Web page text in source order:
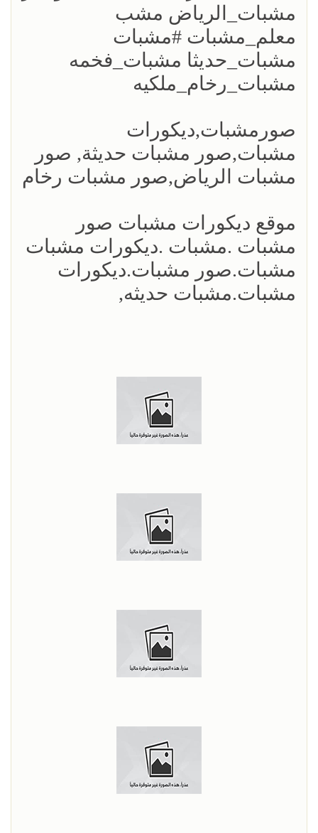
مشبات_الرياض مشب
معلم_مشبات #مشبات
مشبات_حديثا مشبات_فخمه
مشبات_رخام_ملكيه
صورمشبات,ديكورات
مشبات,صور مشبات حديثة, صور
مشبات الرياض,صور مشبات رخام
موقع ديكورات مشبات صور
مشبات .مشبات .ديكورات مشبات
مشبات.صور مشبات.ديكورات
مشبات.مشبات حديثه,